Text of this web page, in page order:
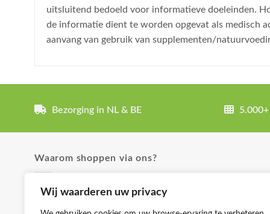
Wij waarderen uw privacy
uitsluitend bedoeld voor informatieve doeleinden.
de informatie dient te worden opgevat als medisch
aanvang van gebruik van supplementen/
Bezorging in NL & BE
Waarom shoppen via ons?
✓ Uitgebreide product omschrijvingen